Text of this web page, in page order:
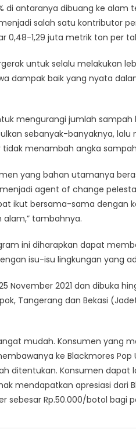
di antaranya dibuang ke alam
salah satu kontributor
0,48-1,29 juta metrik ton per
untuk selalu melakukan
dampak baik yang nyata
mengurangi jumlah
sebanyak-banyaknya,
menambah angka
yang bahan utamanya
agent of change
ikut bersama-sama dengan
tambahnya.
ini diharapkan dapat
isu-isu lingkungan yang
November 2021 dan dibuka
Tangerang dan Bekasi
mudah. Konsumen yang
ke Blackmores Pop
ditentukan. Konsumen
mendapatkan apresiasi dari
sebesar Rp.50.000/botol bagi